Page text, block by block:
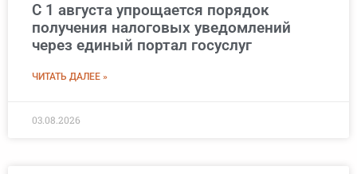
С 1 августа упрощается порядок
получения налоговых уведомлений
через единый портал госуслуг
ЧИТАТЬ ДАЛЕЕ »
03.08.2026